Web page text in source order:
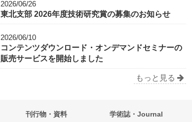
2026/06/26
東北支部 2026年度技術研究賞の募集のお知らせ
2026/06/10
コンテンツダウンロード・オンデマンドセミナーの
販売サービスを開始しました
もっと見る
刊行物・資料 学術誌・Journal